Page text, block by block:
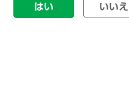
はい いいえ